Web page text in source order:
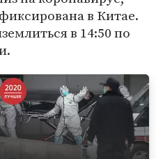
в Китае.
в 14:50 по